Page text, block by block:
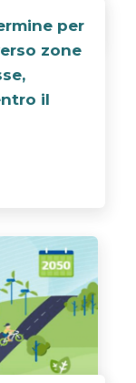
per
zone
il